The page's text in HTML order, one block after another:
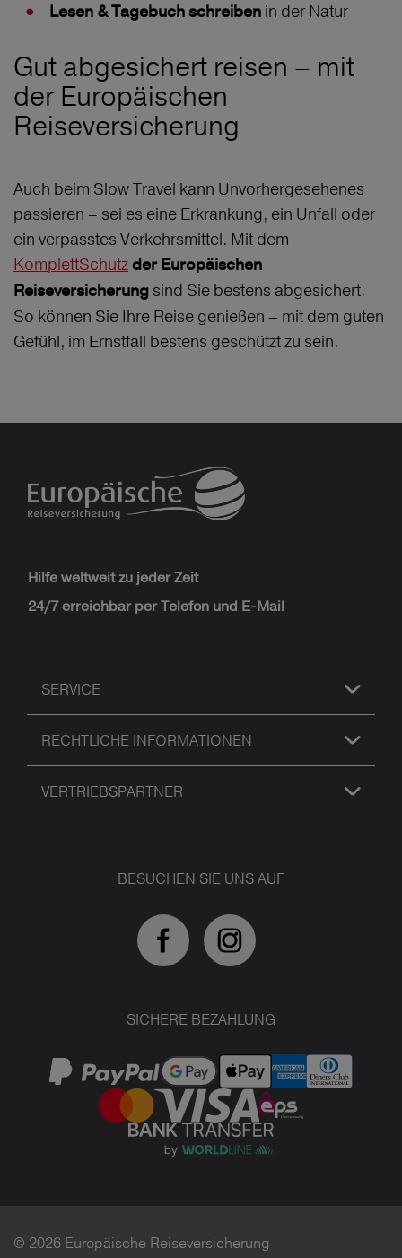
Lesen & Tagebuch schreiben in der Natur
Gut abgesichert reisen – mit
der Europäischen
Reiseversicherung
Auch beim Slow Travel kann Unvorhergesehenes
passieren – sei es eine Erkrankung, ein Unfall oder
ein verpasstes Verkehrsmittel. Mit dem
KomplettSchutzder Europäischen
Reiseversicherung sind Sie bestens abgesichert.
So können Sie Ihre Reise genießen – mit dem guten
Gefühl, im Ernstfall bestens geschützt zu sein.
Hilfe weltweit zu jeder Zeit
24/7 erreichbar per Telefon und E-Mail
SERVICE
RECHTLICHE INFORMATIONEN
VERTRIEBSPARTNER
BESUCHEN SIE UNS AUF
SICHERE BEZAHLUNG
© 2026 Europäische Reiseversicherung